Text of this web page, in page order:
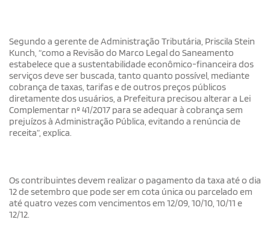
Segundo a gerente de Administração Tributária, Priscila Stein
Kunch, “como a Revisão do Marco Legal do Saneamento
estabelece que a sustentabilidade econômico-financeira dos
serviços deve ser buscada, tanto quanto possível, mediante
cobrança de taxas, tarifas e de outros preços públicos
diretamente dos usuários, a Prefeitura precisou alterar a Lei
Complementar nº 41/2017 para se adequar à cobrança sem
prejuízos à Administração Pública, evitando a renúncia de
receita”, explica.
Os contribuintes devem realizar o pagamento da taxa até o dia
12 de setembro que pode ser em cota única ou parcelado em
até quatro vezes com vencimentos em 12/09, 10/10, 10/11 e
12/12.